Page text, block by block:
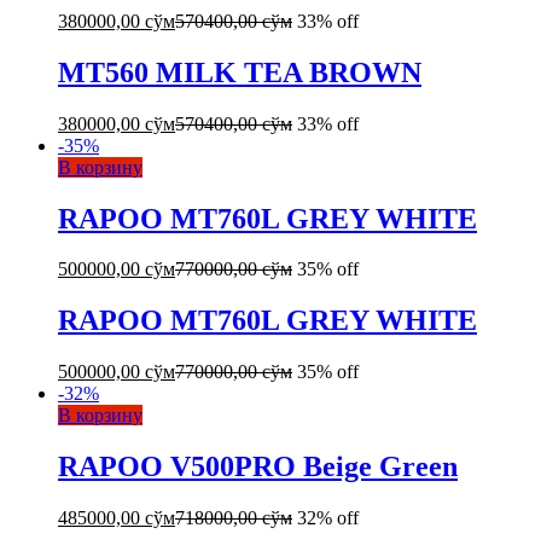
380000,00 сўм570400,00сўм 33% off
MT560 MILK TEA BROWN
380000,00 сўм570400,00сўм 33% off
-35%
В корзину
RAPOO MT760L GREY WHITE
500000,00 сўм770000,00сўм 35% off
RAPOO MT760L GREY WHITE
500000,00 сўм770000,00сўм 35% off
-32%
В корзину
RAPOO V500PRO Beige Green
485000,00 сўм718000,00сўм 32% off